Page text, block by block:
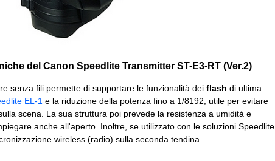
del Canon Speedlite Transmitter ST-E3-RT (Ver.2)
senza fili permette di supportare le funzionalità dei flash di ultima
EL-1 e la riduzione della potenza fino a 1/8192, utile per evitare
scena. La sua struttura poi prevede la resistenza a umidità e
anche all'aperto. Inoltre, se utilizzato con le soluzioni Speedlite
wireless (radio) sulla seconda tendina.